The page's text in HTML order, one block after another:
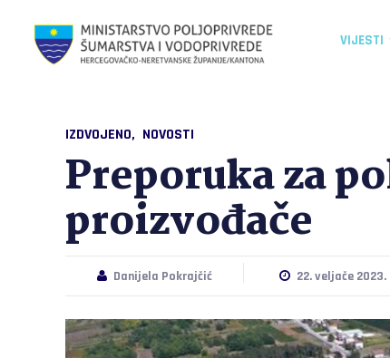
VIJESTI
IZDVOJENO NOVOSTI
Preporuka za
proizvođače
Danijela Pokrajčić 22. veljače 2023.